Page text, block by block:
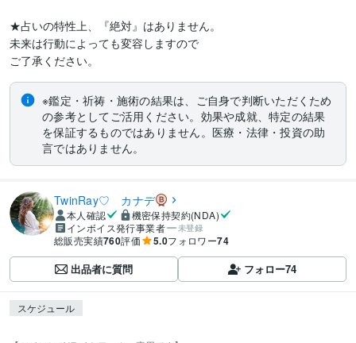
★占いの特性上、『絶対』はありません。
未来は行動によっても変容しますので
※鑑定・祈祷・施術の結果は、ご自身で判断いただくため
の参考としてご活用ください。効果や成就、特定の結果
を保証するものではありません。医療・法律・投資の助
言ではありません。
TwinRay♡ カナデ
本人確認
機密保持契約(NDA)
インボイス発行事業者
未登録
総販売実績760評価 5.0フォロワー74
出品者に質問 フォロー74
スケジュール